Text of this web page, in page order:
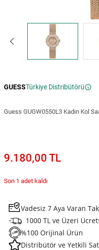
GUESSTürkiye Distribütörü
Guess GUGW0550L3 Kadın Kol
9.180,00 TL
Son 1 adet kaldı
Vadesiz 7 Aya Varan
1000 TL ve Üzeri
%100 Orijinal Ürün
Distribütör ve Yetkili